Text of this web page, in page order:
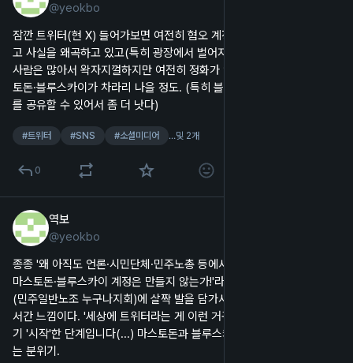
@yeokbo
잠깐 트위터(현 X) 들어가보면 여전히 혐오 계정들이 가짜뉴스를 퍼뜨리
고 사실을 왜곡하고 있고(특히 광장에서 벌어지는 연대와 변화까지도),
사람은 많아서 왁자지껄하지만 여전히 정화가 안 되는구나 싶었다. 마스
토돈·블루스카이가 차라리 나을 정도. (특히 블루스카이는 차단 리스트
를 공유할 수 있어서 좀 더 낫다)
#트위터 #SNS #소셜미디어 …및 2개
0
역보
@yeokbo
종종 '왜 아직도 언론·시민단체·민주노총 등에서는 트위터(현 X)만 하고
마스토돈·블루스카이 계정은 만들지 않는가!'라는 비판을 본다. 민주노총
(민주일반노조 누구나지회)에 살짝 발을 담가서 보니 저 비판이 너무 앞
서간 느낌이다. '세상에 트위터라는 게 이런 거구나!' 하고 효능감을 맛보
기 '시작'한 단계입니다(...) 마스토돈과 블루스카이의 존재를 아직 모르
는 분위기.